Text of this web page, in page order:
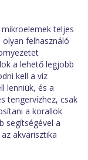
teljes
felhasználó
a lehető legjobb
kell a víz
lenniük, és a
tengervízhez, csak
a korallok
segítségével a
akvarisztika